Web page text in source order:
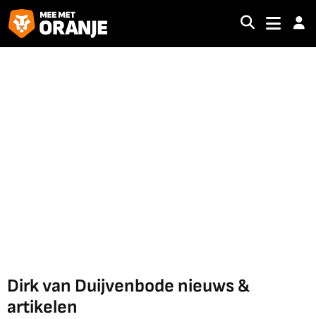
Dirk van Duijvenbode nieuws &
artikelen